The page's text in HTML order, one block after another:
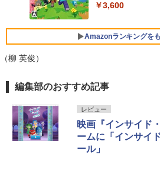
Core i5/16GB/
VWK3E15W_AZ
￥3,600
Amazonランキングを
生成AIパスポー
￥1,766
Amazon Kindle
週間持続バッテ
ク
￥22,980
（柳 英俊）
編集部のおすすめ記事
レビュー
映画『インサイド
ームに「インサイ
ール」